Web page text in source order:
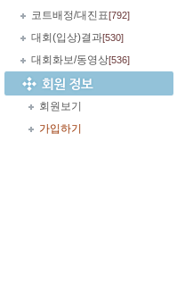
코트배정/대진표[792]
대회(입상)결과[530]
대회화보/동영상[536]
회원보기
가입하기